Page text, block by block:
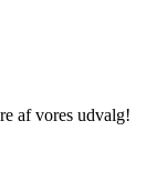
af vores udvalg!